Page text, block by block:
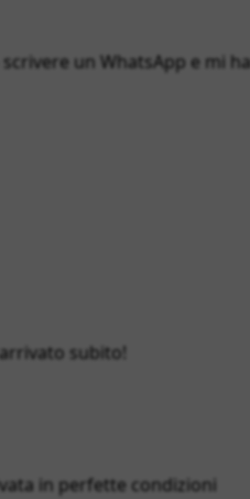
un WhatsApp e mi
subito!
in perfette condizioni